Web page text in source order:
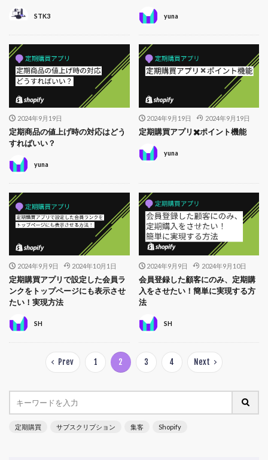
STK3 yuna
2024年9月19日
定期商品の値上げ時の対応はどう
すればいい？
yuna
2024年9月19日 2024年9月19日
定期購買アプリ✖️ポイント機能
yuna
2024年9月9日 2024年10月1日
定期購買アプリで設定した会員ラ
ンクをトップページにも表示させ
たい！実現方法
SH
2024年9月9日 2024年9月10日
会員登録した顧客にのみ、定期購
入をさせたい！簡単に実現する方
法
SH
Prev 1 2 3 4 Next
定期購買 サブスクリプション 集客 Shopify